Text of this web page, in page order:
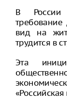
В России
требование
вид на
трудится в
Эта
«Российская